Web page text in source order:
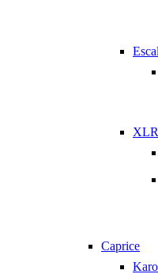
Caprice